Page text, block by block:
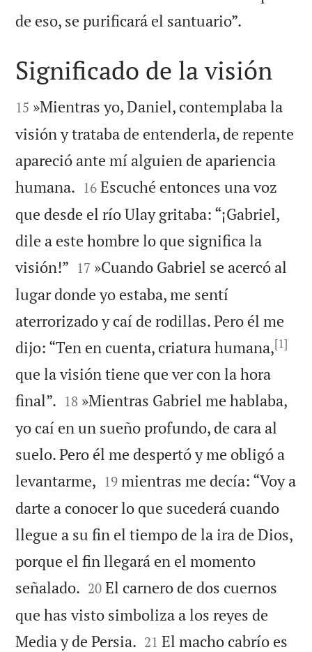
de eso, se purificará el santuario”.

Significado de la visión

15 »Mientras yo, Daniel, contemplaba la
visión y trataba de entenderla, de repente
apareció ante mí alguien de apariencia
humana. 

16 Escuché entonces una voz
que desde el río Ulay gritaba: “¡Gabriel,
dile a este hombre lo que significa la
visión!” 

17 »Cuando Gabriel se acercó al
lugar donde yo estaba, me sentí
aterrorizado y caí de rodillas. Pero él me
dijo: “Ten en cuenta, criatura humana,[1]
que la visión tiene que ver con la hora
final”. 

18 »Mientras Gabriel me hablaba,
yo caí en un sueño profundo, de cara al
suelo. Pero él me despertó y me obligó a
levantarme, 

19 mientras me decía: “Voy a
darte a conocer lo que sucederá cuando
llegue a su fin el tiempo de la ira de Dios,
porque el fin llegará en el momento
señalado. 

20 El carnero de dos cuernos
que has visto simboliza a los reyes de
Media y de Persia. 

21 El macho cabrío es